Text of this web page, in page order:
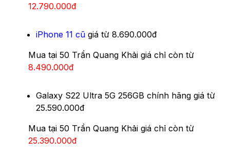
12.790.000đ
iPhone 11 cũ giá từ 8.690.000đ
Mua tại 50 Trần Quang Khải giá chỉ còn từ
8.490.000đ
Galaxy S22 Ultra 5G 256GB chính hãng giá từ
25.590.000đ
Mua tại 50 Trần Quang Khải giá chỉ còn từ
25.390.000đ